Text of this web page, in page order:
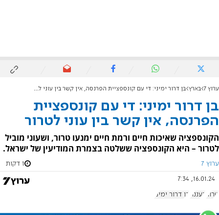
ערוץ 7 בארץ בן דרור ימיני: די עם קונספציית הפרנסה, אין קשר בין עוני לטרור
בן דרור ימיני: די עם קונספציית
הפרנסה, אין קשר בין עוני לטרור
הקונספציה שאיכות חיים ורמת חיים ימנעו טרור, ושעוני מוביל
לטרור – היא הקונספציה ששלטה בצמרת המודיעין של ישראל.
ערוץ 7 1 דקות
16.01.24, 7:34
טרור רעננה בן דרור ימיני